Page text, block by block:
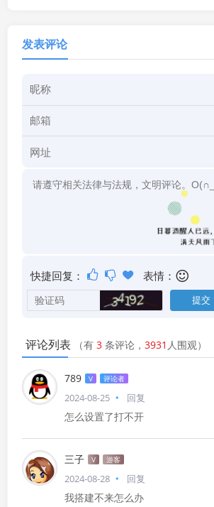
发表评论
快捷回复： 表情：
评论列表 （有 3 条评论， 3931 人围观）
789 V 评论者
2024-08-25 回复
怎么设置了打不开
三子 V 游客
2024-08-28 回复
我搭建不来怎么办